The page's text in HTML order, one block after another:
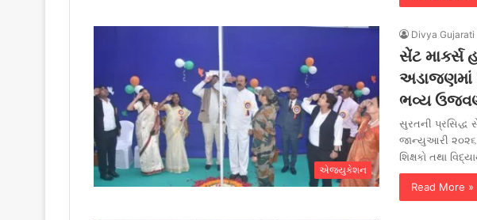
એજ્યુકેશન
Divya Gujarati
સેંટ માર્ક્સ
અડાજણમાં
ભવ્ય
સુરતની પ્રસિદ્ધ
જાન્યુઆરી ૨૦૨૬
શિક્ષકો તથા
Read More »